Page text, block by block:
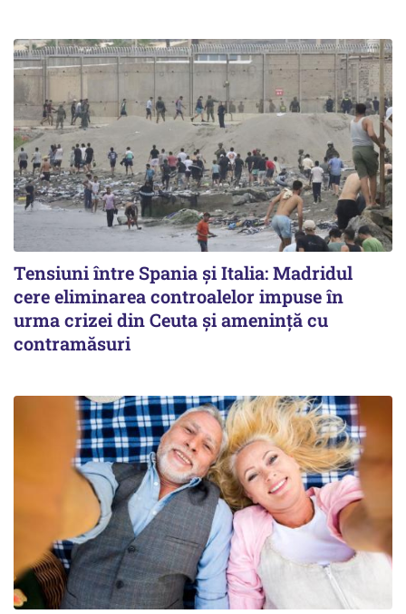
Tensiuni între Spania și Italia: Madridul
cere eliminarea controalelor impuse în
urma crizei din Ceuta și amenință cu
contramăsuri